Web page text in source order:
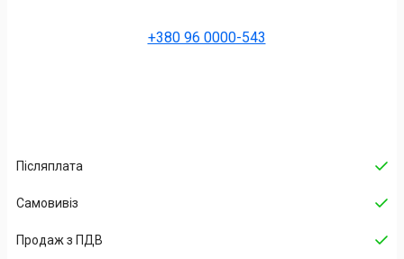
+380 96 0000-543
Післяплата
Самовивіз
Продаж з ПДВ